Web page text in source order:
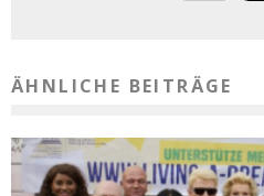
ÄHNLICHE BEITRÄGE